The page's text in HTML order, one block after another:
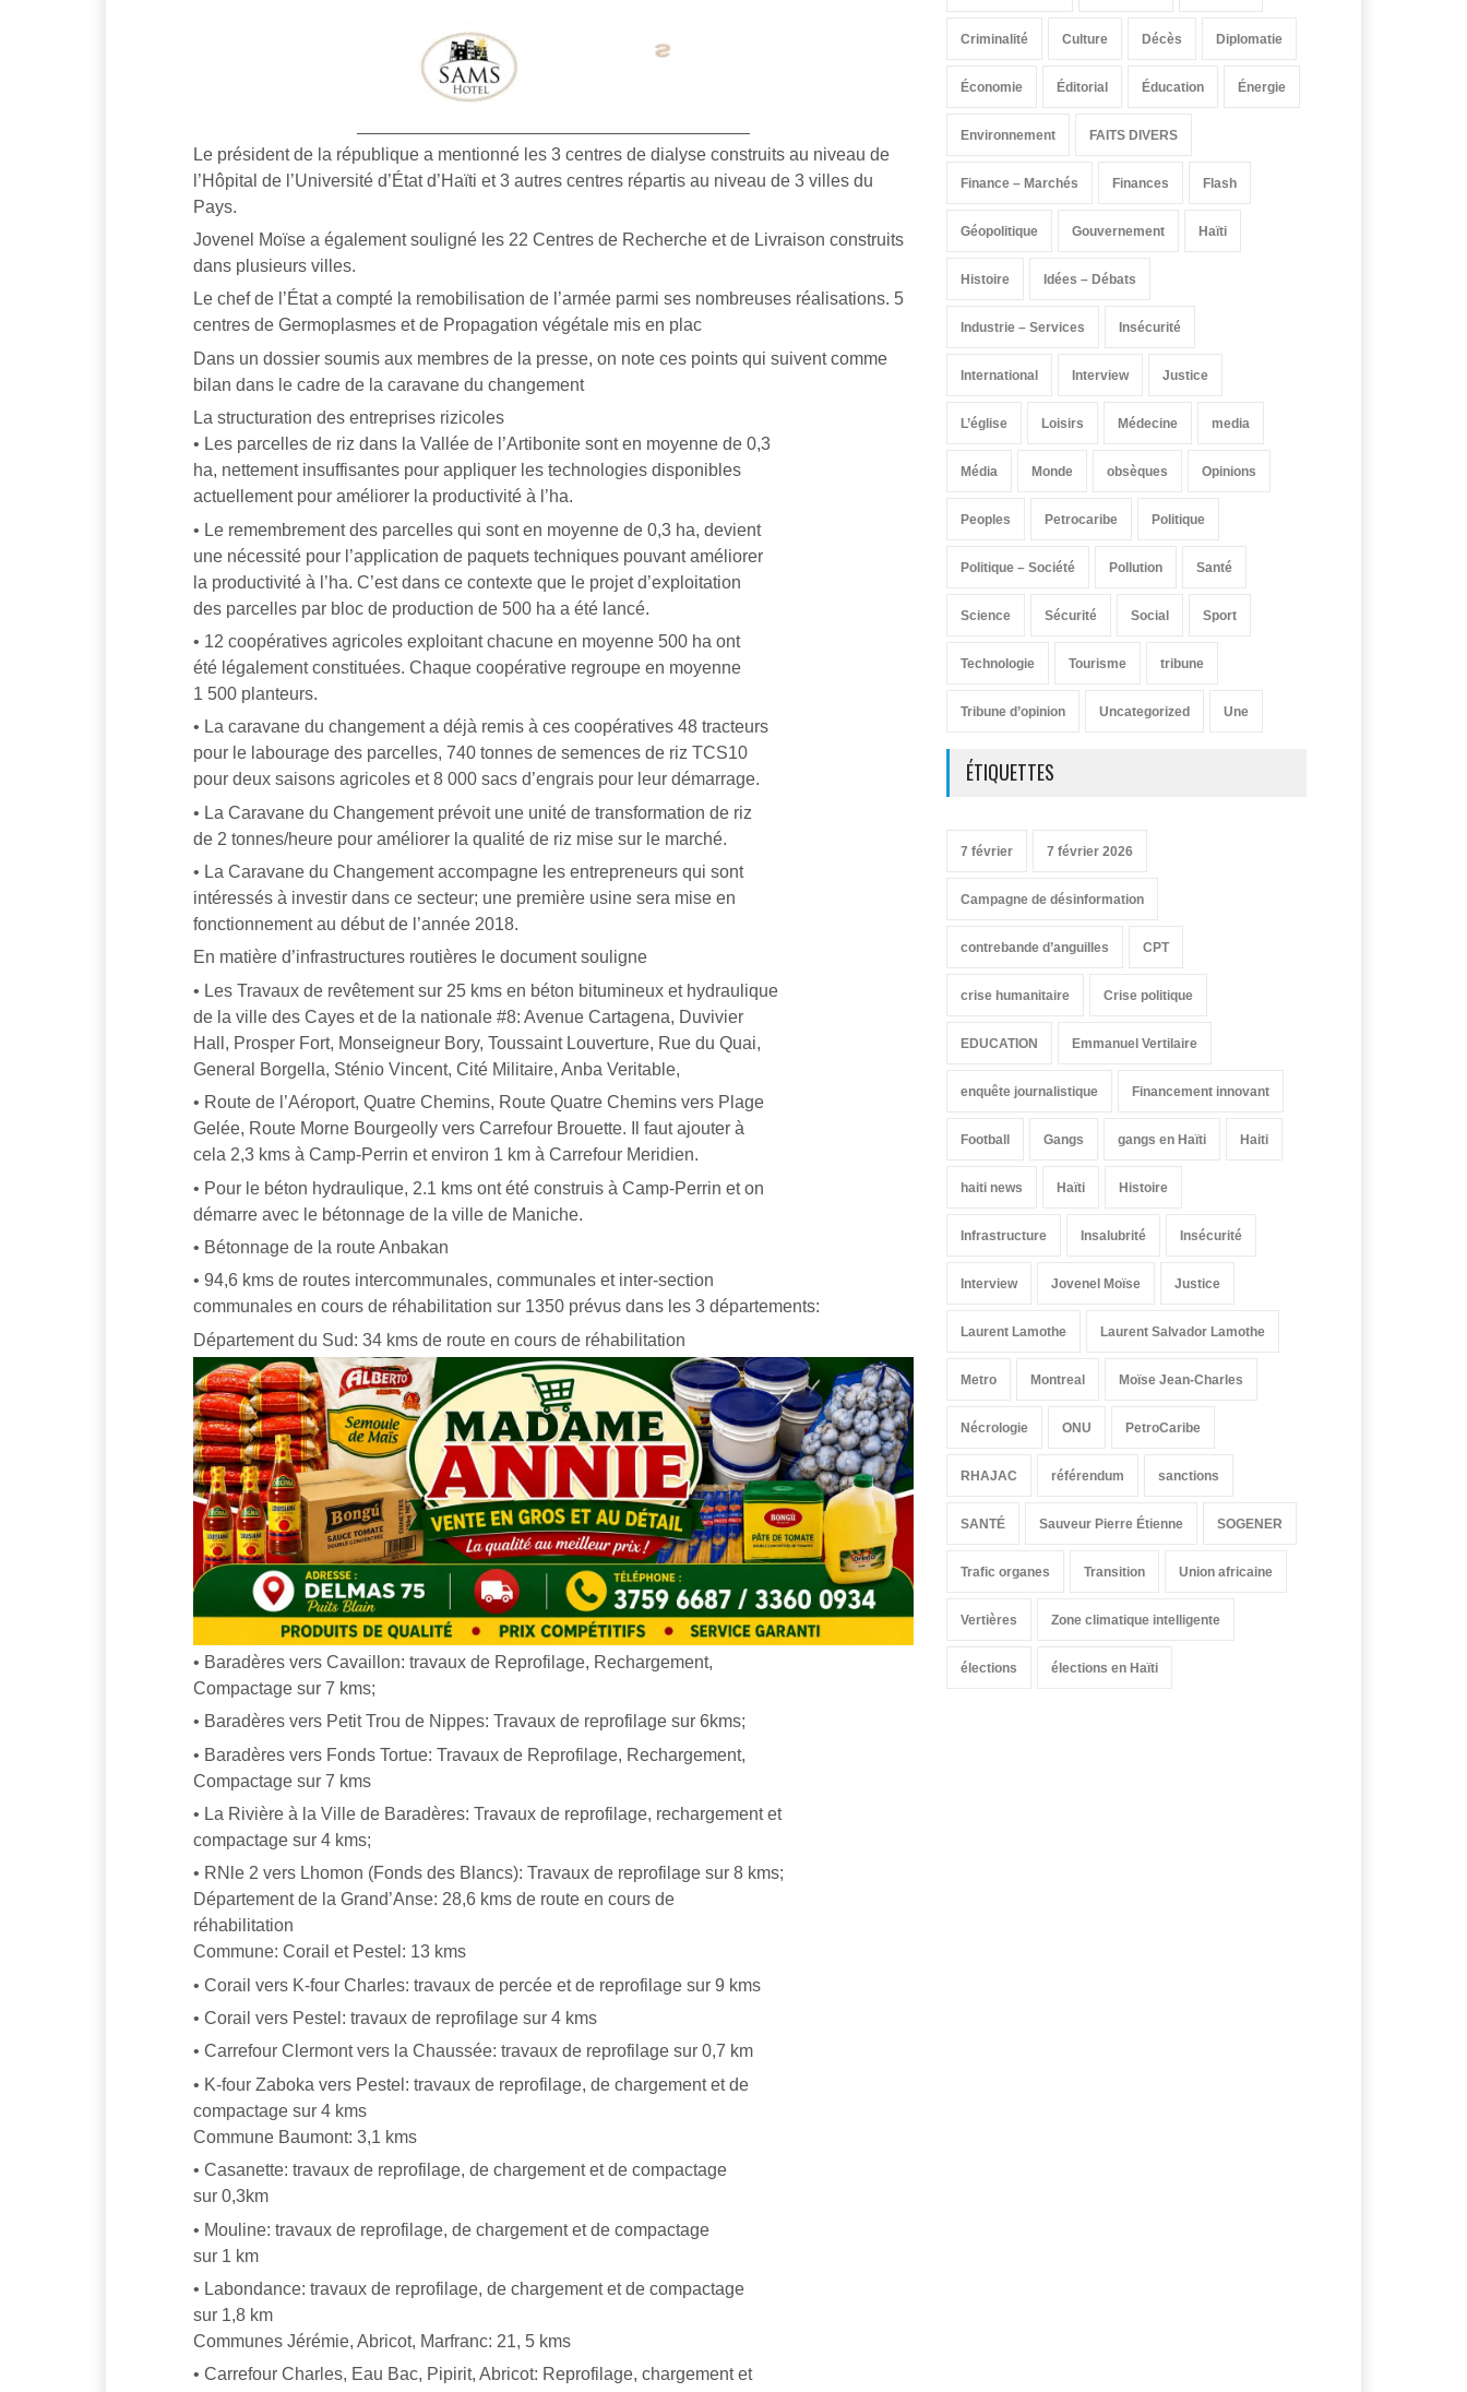
Le président de la république a mentionné les 3 centres de dialyse construits au niveau de
l’Hôpital de l’Université d’État d’Haïti et 3 autres centres répartis au niveau de 3 villes du
Pays.
Jovenel Moïse a également souligné les 22 Centres de Recherche et de Livraison construits
dans plusieurs villes.
Le chef de l’État a compté la remobilisation de l’armée parmi ses nombreuses réalisations. 5
centres de Germoplasmes et de Propagation végétale mis en plac
Dans un dossier soumis aux membres de la presse, on note ces points qui suivent comme
bilan dans le cadre de la caravane du changement
La structuration des entreprises rizicoles
• Les parcelles de riz dans la Vallée de l’Artibonite sont en moyenne de 0,3
ha, nettement insuffisantes pour appliquer les technologies disponibles
actuellement pour améliorer la productivité à l’ha.
• Le remembrement des parcelles qui sont en moyenne de 0,3 ha, devient
une nécessité pour l’application de paquets techniques pouvant améliorer
la productivité à l’ha. C’est dans ce contexte que le projet d’exploitation
des parcelles par bloc de production de 500 ha a été lancé.
• 12 coopératives agricoles exploitant chacune en moyenne 500 ha ont
été légalement constituées. Chaque coopérative regroupe en moyenne
1 500 planteurs.
• La caravane du changement a déjà remis à ces coopératives 48 tracteurs
pour le labourage des parcelles, 740 tonnes de semences de riz TCS10
pour deux saisons agricoles et 8 000 sacs d’engrais pour leur démarrage.
• La Caravane du Changement prévoit une unité de transformation de riz
de 2 tonnes/heure pour améliorer la qualité de riz mise sur le marché.
• La Caravane du Changement accompagne les entrepreneurs qui sont
intéressés à investir dans ce secteur; une première usine sera mise en
fonctionnement au début de l’année 2018.
En matière d’infrastructures routières le document souligne
• Les Travaux de revêtement sur 25 kms en béton bitumineux et hydraulique
de la ville des Cayes et de la nationale #8: Avenue Cartagena, Duvivier
Hall, Prosper Fort, Monseigneur Bory, Toussaint Louverture, Rue du Quai,
General Borgella, Sténio Vincent, Cité Militaire, Anba Veritable,
• Route de l’Aéroport, Quatre Chemins, Route Quatre Chemins vers Plage
Gelée, Route Morne Bourgeolly vers Carrefour Brouette. Il faut ajouter à
cela 2,3 kms à Camp-Perrin et environ 1 km à Carrefour Meridien.
• Pour le béton hydraulique, 2.1 kms ont été construis à Camp-Perrin et on
démarre avec le bétonnage de la ville de Maniche.
• Bétonnage de la route Anbakan
• 94,6 kms de routes intercommunales, communales et inter-section
communales en cours de réhabilitation sur 1350 prévus dans les 3 départements:
Département du Sud: 34 kms de route en cours de réhabilitation
• Baradères vers Cavaillon: travaux de Reprofilage, Rechargement,
Compactage sur 7 kms;
• Baradères vers Petit Trou de Nippes: Travaux de reprofilage sur 6kms;
• Baradères vers Fonds Tortue: Travaux de Reprofilage, Rechargement,
Compactage sur 7 kms
• La Rivière à la Ville de Baradères: Travaux de reprofilage, rechargement et
compactage sur 4 kms;
• RNle 2 vers Lhomon (Fonds des Blancs): Travaux de reprofilage sur 8 kms;
Département de la Grand’Anse: 28,6 kms de route en cours de
réhabilitation
Commune: Corail et Pestel: 13 kms
• Corail vers K-four Charles: travaux de percée et de reprofilage sur 9 kms
• Corail vers Pestel: travaux de reprofilage sur 4 kms
• Carrefour Clermont vers la Chaussée: travaux de reprofilage sur 0,7 km
• K-four Zaboka vers Pestel: travaux de reprofilage, de chargement et de
compactage sur 4 kms
Commune Baumont: 3,1 kms
• Casanette: travaux de reprofilage, de chargement et de compactage
sur 0,3km
• Mouline: travaux de reprofilage, de chargement et de compactage
sur 1 km
• Labondance: travaux de reprofilage, de chargement et de compactage
sur 1,8 km
Communes Jérémie, Abricot, Marfranc: 21, 5 kms
• Carrefour Charles, Eau Bac, Pipirit, Abricot: Reprofilage, chargement et
Criminalité Culture Décès Diplomatie
Économie Éditorial Éducation Énergie
Environnement FAITS DIVERS
Finance – Marchés Finances Flash
Géopolitique Gouvernement Haïti
Histoire Idées – Débats
Industrie – Services Insécurité
International Interview Justice
L’église Loisirs Médecine media
Média Monde obsèques Opinions
Peoples Petrocaribe Politique
Politique – Société Pollution Santé
Science Sécurité Social Sport
Technologie Tourisme tribune
Tribune d’opinion Uncategorized Une
ÉTIQUETTES
7 février 7 février 2026
Campagne de désinformation
contrebande d’anguilles CPT
crise humanitaire Crise politique
EDUCATION Emmanuel Vertilaire
enquête journalistique Financement innovant
Football Gangs gangs en Haïti Haiti
haiti news Haïti Histoire
Infrastructure Insalubrité Insécurité
Interview Jovenel Moïse Justice
Laurent Lamothe Laurent Salvador Lamothe
Metro Montreal Moïse Jean-Charles
Nécrologie ONU PetroCaribe
RHAJAC référendum sanctions
SANTÉ Sauveur Pierre Étienne SOGENER
Trafic organes Transition Union africaine
Vertières Zone climatique intelligente
élections élections en Haïti